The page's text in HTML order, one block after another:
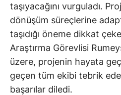
taşıyacağını vurguladı.
dönüşüm süreçlerine
taşıdığı öneme dikkat
Araştırma Görevlisi
üzere, projenin hayata
geçen tüm ekibi tebrik
başarılar diledi.